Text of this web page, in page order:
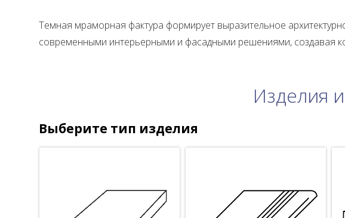
Темная мраморная фактура формирует выразительное
современными интерьерными и фасадными решениями, создавая
Изделия
Выберите тип изделия